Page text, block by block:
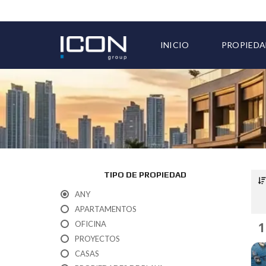
INICIO
TODAS
TIPO DE PROPIEDAD
ANY
APARTAMENTOS
OFICINA
PROYECTOS
CASAS